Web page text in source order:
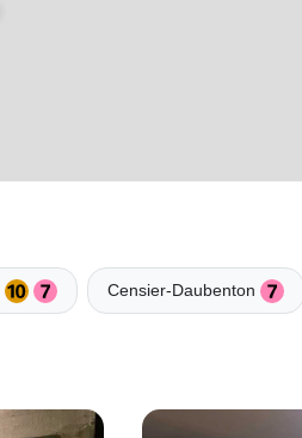
Censier-Daubenton